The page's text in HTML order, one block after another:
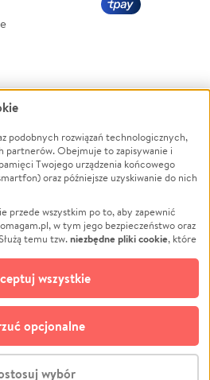
Powódź
Wichura
NGO
Edukacja
Podróż
Impreza
Ochrona środowiska
Biznes
SP. Z O.O.
podobnych rozwiązań technologicznych,
partnerów. Obejmuje to zapisywanie i
Twojego urządzenia końcowego
oraz późniejsze uzyskiwanie do nich
wszystkim po to, aby zapewnić
w tym jego bezpieczeństwo oraz
temu tzw.niezbędne pliki cookie, które
plików cookie
i retargetingowych. Możesz wyrazić
W dowolnym momencie masz
na stronie „Zarządzaj zgodami cookie”,
serwisu Pomagam.pl. Opcjonalne pliki
celach:
Dzięki nim możemy zrozumieć, jak
wybór
opcjonalne
wszystkie